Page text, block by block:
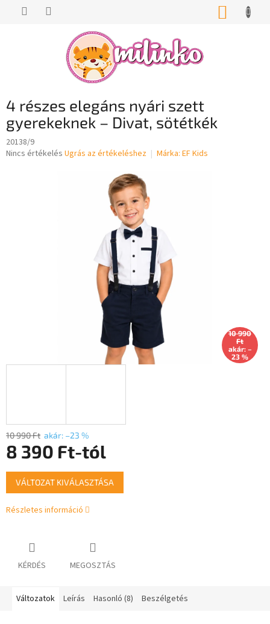
KOSÁR
4 részes elegáns nyári szett
gyerekeknek – Divat, sötétkék
20138/9
A
Nincs értékelés Ugrás az értékeléshez Márka: EF Kids
10 990
Ft
akár: –
23 %
10 990 Ft akár: –23 %
8 390 Ft-tól
Egységár:
VÁLTOZAT KIVÁLASZTÁSA
Részletes információ
KÉRDÉS MEGOSZTÁS
Változatok Leírás Hasonló (8) Beszélgetés